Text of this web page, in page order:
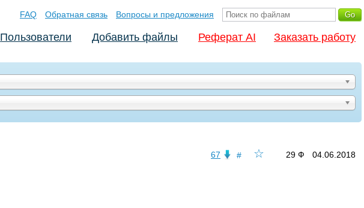
FAQ Обратная связь Вопросы и предложения
Пользователи Добавить файлы Реферат AI Заказать работу
☆
# 04.06.2018
29 Ф
67